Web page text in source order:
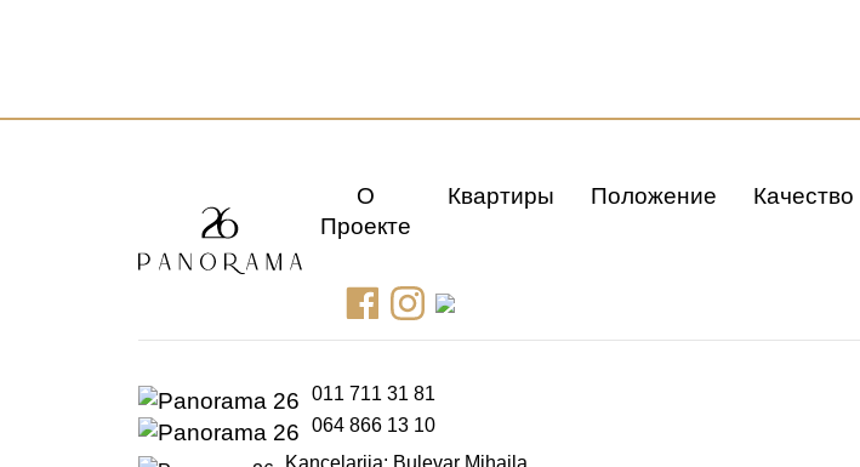
О
Проекте
Квартиры Положение Качество
011 711 31 81
064 866 13 10
Kancelarija: Bulevar Mihajla